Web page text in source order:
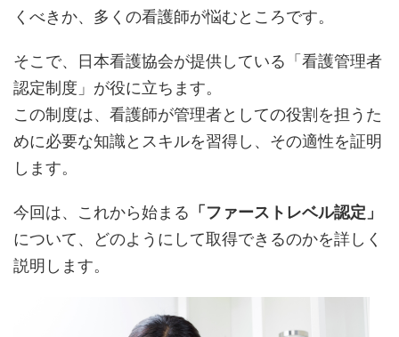
くべきか、多くの看護師が悩むところです。
そこで、日本看護協会が提供している「看護管理者
認定制度」が役に立ちます。
この制度は、看護師が管理者としての役割を担うた
めに必要な知識とスキルを習得し、その適性を証明
します。
今回は、これから始まる 「ファーストレベル認定」
について、どのようにして取得できるのかを詳しく
説明します。